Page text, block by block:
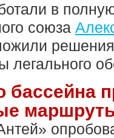
в
союза
решения
легального
бассейна